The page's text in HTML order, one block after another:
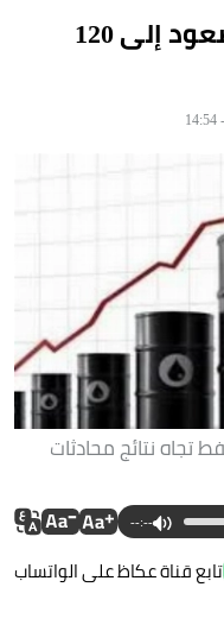
هل تعاود أسعار النفط الصعود إلى 120
تجاه نتائج محادثات
--:--
تابع قناة عكاظ على الواتساب